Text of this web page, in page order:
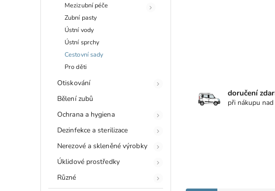
Mezizubní péče
Zubní pasty
Ústní vody
Ústní sprchy
Cestovní sady
Pro děti
Otiskování
Bělení zubů
Ochrana a hygiena
Dezinfekce a sterilizace
Nerezové a skleněné výrobky
Úklidové prostředky
Různé
doručení
při nákupu